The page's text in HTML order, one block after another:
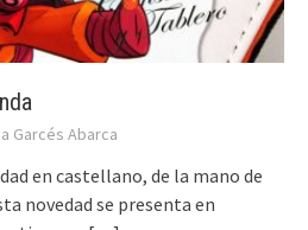
Garcés Abarca
en castellano, de la mano de
novedad se presenta en